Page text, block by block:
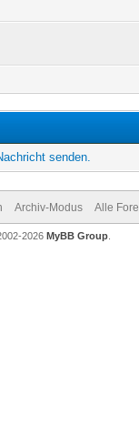
senden.
Archiv-Modus Alle
2026 MyBB Group